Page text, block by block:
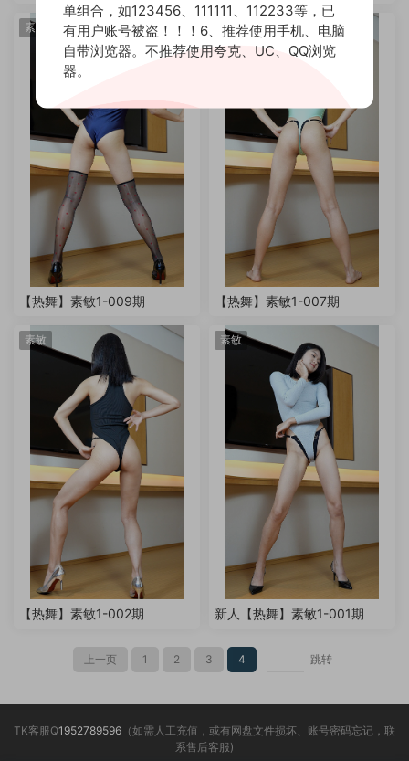
素敏
【热舞】素敏1-009期
素敏
【热舞】素敏1-007期
素敏
【热舞】素敏1-002期
素敏
新人【热舞】素敏1-001期
上一页 1 2 3 4 跳转
TK客服Q1952789596 （如需人工充值，或有网盘文件损坏、账号密码忘记，联
系售后客服)
单组合，如123456、111111、112233等，已
有用户账号被盗！！！6、推荐使用手机、电脑
自带浏览器。不推荐使用夸克、UC、QQ浏览
器。